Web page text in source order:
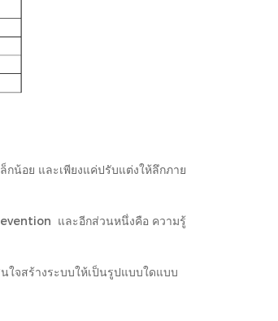
น้อย และเพียงแค่ปรับแต่งให้ลึกภาย
และอีกส่วนหนึ่งคือ ความรู้
จสร้างระบบให้เป็นรูปแบบใดแบบ